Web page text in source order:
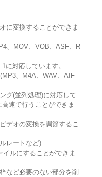
に変換することができま
、MOV、VOB、ASF、R
に対応しています。
、M4A、WAV、AIF
グ(並列処理)に対応して
速で行うことができま
デオの変換を調節するこ
レートなど)
ルにすることができま
など必要のない部分を削